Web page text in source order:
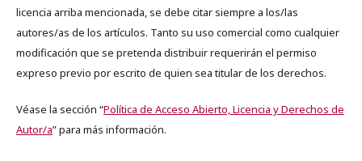
licencia arriba mencionada, se debe citar siempre a los/las
autores/as de los artículos. Tanto su uso comercial como cualquier
modificación que se pretenda distribuir requerirán el permiso
expreso previo por escrito de quien sea titular de los derechos.
Véase la sección “Política de Acceso Abierto, Licencia y Derechos de
Autor/a” para más información.